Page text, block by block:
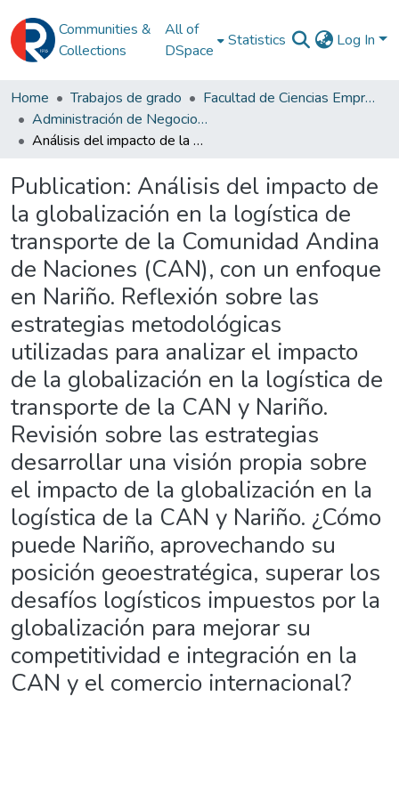
Communities &
Collections
All of
DSpace
Statistics Log In
Home Trabajos de grado
Facultad de Ciencias Empresariales
Administración de Negocios Internacionales
Análisis del impacto de la globalización en la logística de transporte de la Comunidad Andina de Naciones (CAN), con un enfoque en Nariño. Reflexión sobre las estrategias metodológicas utilizadas para analizar el impacto de la globalización en la logística de transporte de la CAN y Nariño. Revisión sobre las estrategias desarrollar una visión propia sobre el impacto de la globalización en la logística de la CAN y Nariño. ¿Cómo puede Nariño, aprovechando su posición geoestratégica, superar los desafíos logísticos impuestos por la globalización para mejorar su competitividad e integración en la CAN y el comercio internacional?
Publication: Análisis del impacto de
la globalización en la logística de
transporte de la Comunidad Andina
de Naciones (CAN), con un enfoque
en Nariño. Reflexión sobre las
estrategias metodológicas
utilizadas para analizar el impacto
de la globalización en la logística de
transporte de la CAN y Nariño.
Revisión sobre las estrategias
desarrollar una visión propia sobre
el impacto de la globalización en la
logística de la CAN y Nariño. ¿Cómo
puede Nariño, aprovechando su
posición geoestratégica, superar los
desafíos logísticos impuestos por la
globalización para mejorar su
competitividad e integración en la
CAN y el comercio internacional?